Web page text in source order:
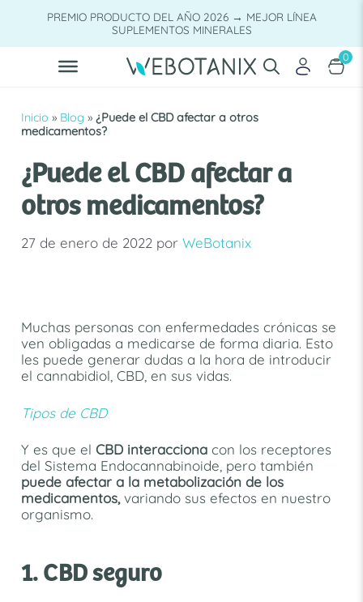
PREMIO PRODUCTO DEL AÑO 2026 → MEJOR LÍNEA
SUPLEMENTOS MINERALES
0
Inicio » Blog » ¿Puede el CBD afectar a otros
medicamentos?
¿Puede el CBD afectar a
otros medicamentos?
27 de enero de 2022 por WeBotanix
Muchas personas con enfermedades crónicas se
ven obligadas a medicarse de forma diaria. Esto
les puede generar dudas a la hora de introducir
el cannabidiol, CBD, en sus vidas.
Tipos de CBD
Y es que el CBD interaccionacon los receptores
del Sistema Endocannabinoide, pero también
puede afectar a la metabolización de los
medicamentos,variando sus efectos en nuestro
organismo.
1. CBD seguro